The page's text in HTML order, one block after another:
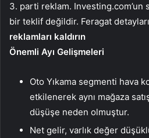
3. parti reklam. Investing.com’un
bir teklif değildir. Feragat
reklamları kaldırın
Önemli Ayı Gelişmeleri
Oto Yıkama segmenti hava
etkilenerek aynı mağaza
düşüşe neden olmuştur.
Net gelir, varlık değer